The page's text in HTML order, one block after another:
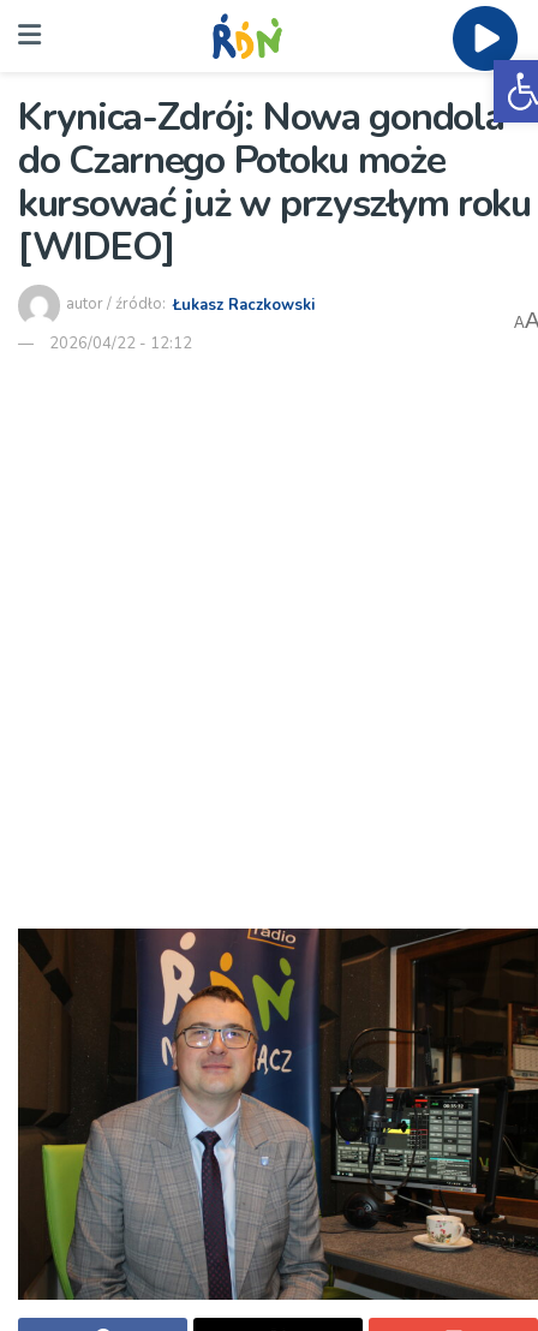
Krynica-Zdrój: Nowa gondola
do Czarnego Potoku może
kursować już w przyszłym roku
[WIDEO]
autor / źródło: Łukasz Raczkowski
2026/04/22 - 12:12
A